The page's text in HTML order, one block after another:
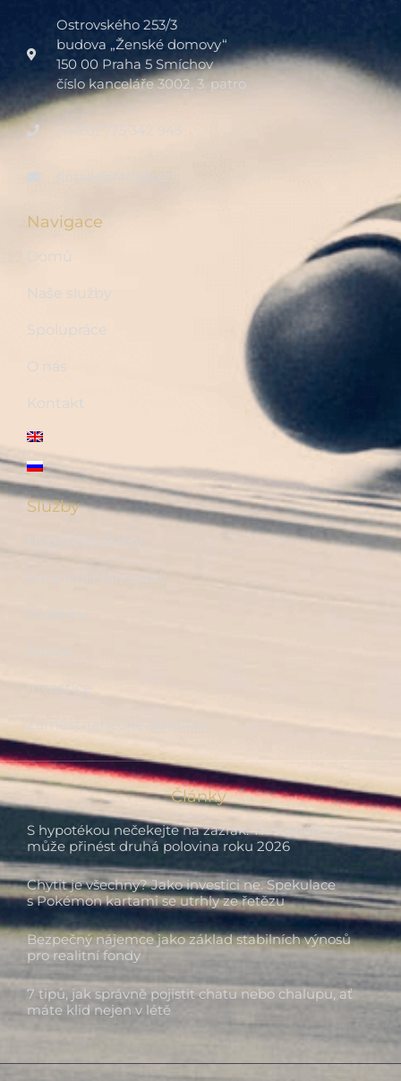
Ostrovského 253/3
budova „Ženské domovy“
150 00 Praha 5 Smíchov
číslo kanceláře 3002, 3. patro
(+420) 775 342 943
fintalk@fintalk.cz
Navigace
Domů
Naše služby
Spolupráce
O nás
Kontakt
Služby
Finanční plánování
Investice
Zaměstnanecké benefity
Články
S hypotékou nečekejte na zázrak. Tři scénáře, co
může přinést druhá polovina roku 2026
Chytit je všechny? Jako investici ne. Spekulace
s Pokémon kartami se utrhly ze řetězu
Bezpečný nájemce jako základ stabilních výnosů
pro realitní fondy
7 tipů, jak správně pojistit chatu nebo chalupu, ať
máte klid nejen v létě